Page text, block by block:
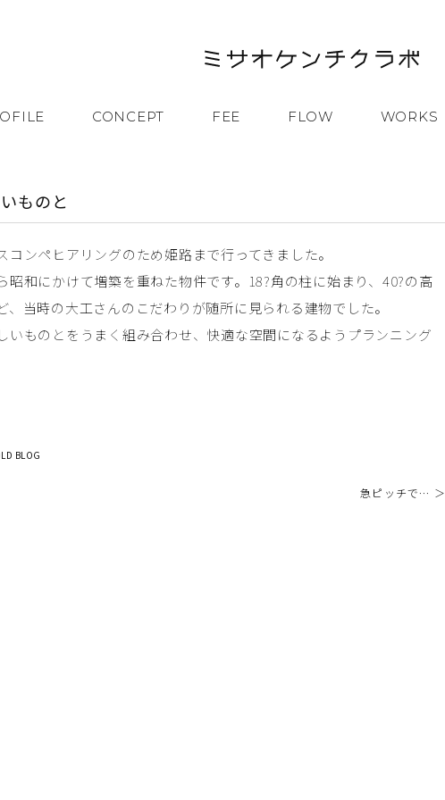
CONCEPT FEE FLOW WORKS
ものと
コンペヒアリングのため姫路まで行ってきました。
昭和にかけて増築を重ねた物件です。18?角の柱に始まり、40?の高
、当時の大工さんのこだわりが随所に見られる建物でした。
いものとをうまく組み合わせ、快適な空間になるようプランニング
BLOG
急ピッチで… ＞